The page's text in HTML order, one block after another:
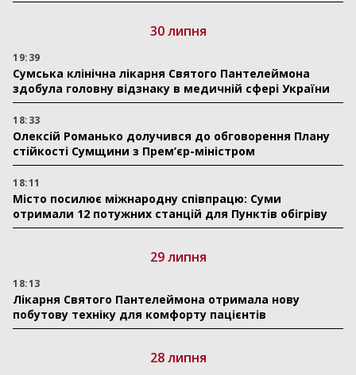
30 липня
19:39
Сумська клінічна лікарня Святого Пантелеймона
здобула головну відзнаку в медичній сфері України
18:33
Олексій Романько долучився до обговорення Плану
стійкості Сумщини з Прем’єр-міністром
18:11
Місто посилює міжнародну співпрацю: Суми
отримали 12 потужних станцій для Пунктів обігріву
29 липня
18:13
Лікарня Святого Пантелеймона отримала нову
побутову техніку для комфорту пацієнтів
28 липня